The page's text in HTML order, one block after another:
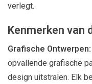
verlegt.
Kenmerken van
Grafische Ontwerpen:
opvallende grafische
design uitstralen. Elk